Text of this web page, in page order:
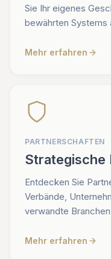
Sie Ihr eigenes
bewährten Systems
Mehr erfahren
PARTNERSCHAFTEN
Strategische
Entdecken Sie
Verbände,
verwandte
Mehr erfahren